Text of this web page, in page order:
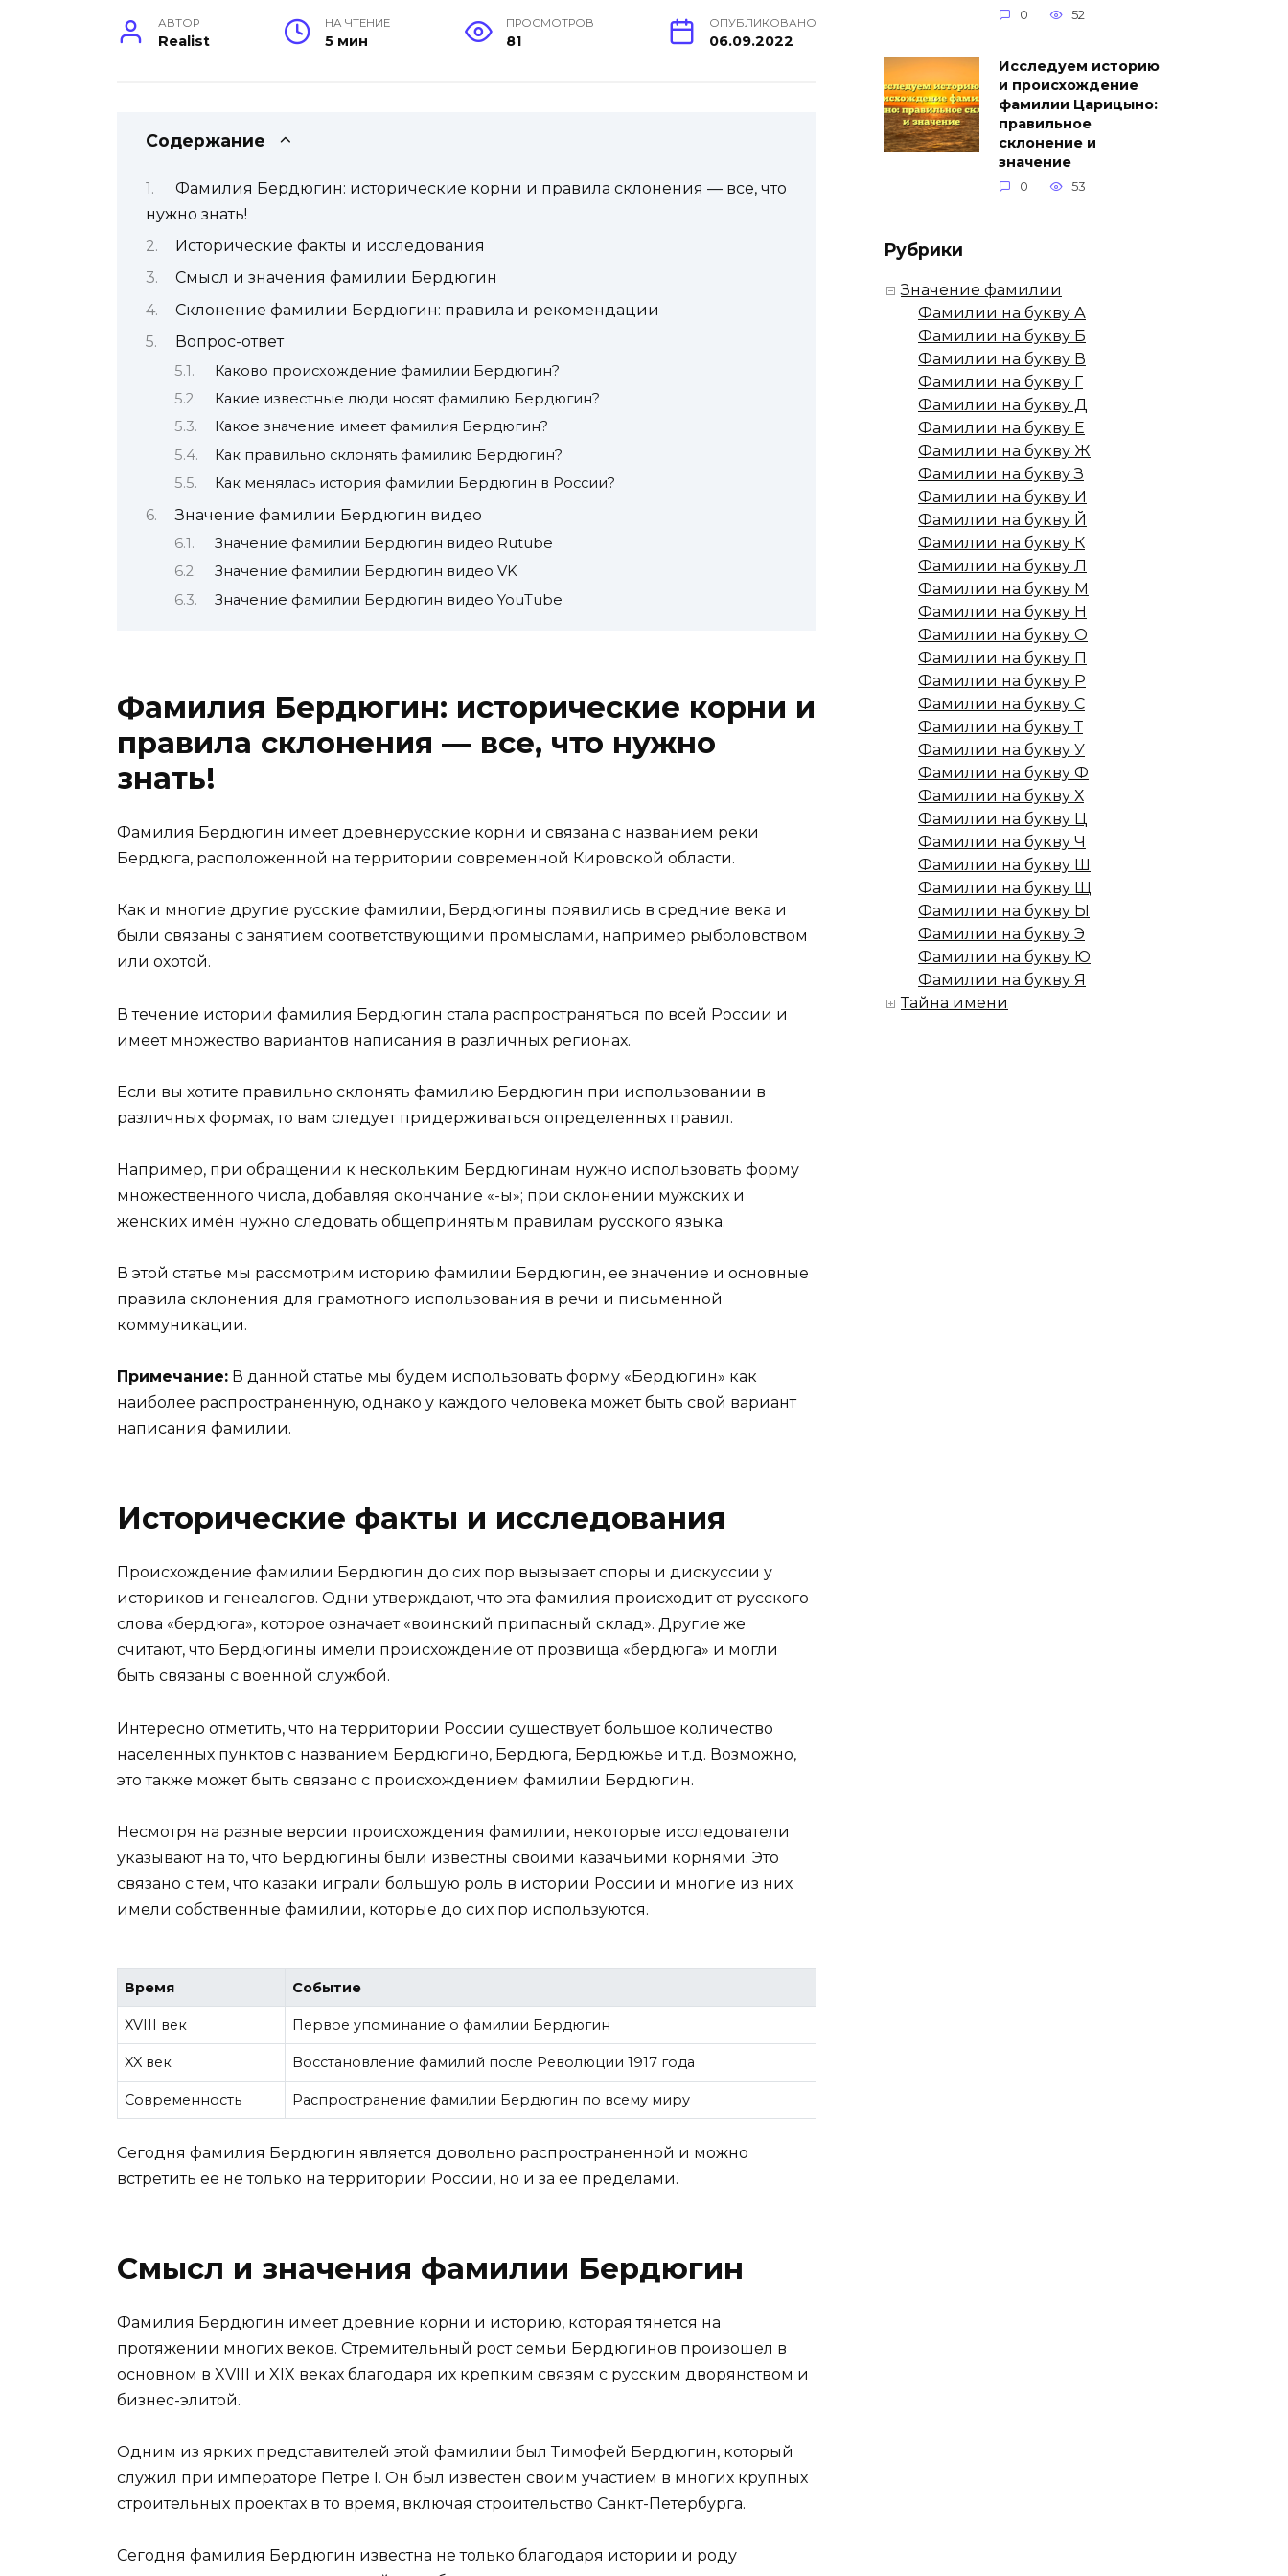
АВТОР
Realist
НА ЧТЕНИЕ
5 мин
ПРОСМОТРОВ
81
ОПУБЛИКОВАНО
06.09.2022
Содержание
Фамилия Бердюгин: исторические корни и правила склонения — все, что
нужно знать!
Исторические факты и исследования
Смысл и значения фамилии Бердюгин
Склонение фамилии Бердюгин: правила и рекомендации
Вопрос-ответ
Каково происхождение фамилии Бердюгин?
Какие известные люди носят фамилию Бердюгин?
Какое значение имеет фамилия Бердюгин?
Как правильно склонять фамилию Бердюгин?
Как менялась история фамилии Бердюгин в России?
Значение фамилии Бердюгин видео
Значение фамилии Бердюгин видео Rutube
Значение фамилии Бердюгин видео VK
Значение фамилии Бердюгин видео YouTube
Фамилия Бердюгин: исторические корни и
правила склонения — все, что нужно
знать!
Фамилия Бердюгин имеет древнерусские корни и связана с названием реки
Бердюга, расположенной на территории современной Кировской области.
Как и многие другие русские фамилии, Бердюгины появились в средние века и
были связаны с занятием соответствующими промыслами, например рыболовством
или охотой.
В течение истории фамилия Бердюгин стала распространяться по всей России и
имеет множество вариантов написания в различных регионах.
Если вы хотите правильно склонять фамилию Бердюгин при использовании в
различных формах, то вам следует придерживаться определенных правил.
Например, при обращении к нескольким Бердюгинам нужно использовать форму
множественного числа, добавляя окончание «-ы»; при склонении мужских и
женских имён нужно следовать общепринятым правилам русского языка.
В этой статье мы рассмотрим историю фамилии Бердюгин, ее значение и основные
правила склонения для грамотного использования в речи и письменной
коммуникации.
Примечание: В данной статье мы будем использовать форму «Бердюгин» как
наиболее распространенную, однако у каждого человека может быть свой вариант
написания фамилии.
Исторические факты и исследования
Происхождение фамилии Бердюгин до сих пор вызывает споры и дискуссии у
историков и генеалогов. Одни утверждают, что эта фамилия происходит от русского
слова «бердюга», которое означает «воинский припасный склад». Другие же
считают, что Бердюгины имели происхождение от прозвища «бердюга» и могли
быть связаны с военной службой.
Интересно отметить, что на территории России существует большое количество
населенных пунктов с названием Бердюгино, Бердюга, Бердюжье и т.д. Возможно,
это также может быть связано с происхождением фамилии Бердюгин.
Несмотря на разные версии происхождения фамилии, некоторые исследователи
указывают на то, что Бердюгины были известны своими казачьими корнями. Это
связано с тем, что казаки играли большую роль в истории России и многие из них
имели собственные фамилии, которые до сих пор используются.
Время Событие
XVIII век Первое упоминание о фамилии Бердюгин
XX век Восстановление фамилий после Революции 1917 года
Современность Распространение фамилии Бердюгин по всему миру
Сегодня фамилия Бердюгин является довольно распространенной и можно
встретить ее не только на территории России, но и за ее пределами.
Смысл и значения фамилии Бердюгин
Фамилия Бердюгин имеет древние корни и историю, которая тянется на
протяжении многих веков. Стремительный рост семьи Бердюгинов произошел в
основном в XVIII и XIX веках благодаря их крепким связям с русским дворянством и
бизнес-элитой.
Одним из ярких представителей этой фамилии был Тимофей Бердюгин, который
служил при императоре Петре I. Он был известен своим участием в многих крупных
строительных проектах в то время, включая строительство Санкт-Петербурга.
Сегодня фамилия Бердюгин известна не только благодаря истории и роду
0 52
Исследуем историю
и происхождение
фамилии Царицыно:
правильное
склонение и
значение
0 53
Рубрики
Значение фамилии
Фамилии на букву А
Фамилии на букву Б
Фамилии на букву В
Фамилии на букву Г
Фамилии на букву Д
Фамилии на букву Е
Фамилии на букву Ж
Фамилии на букву З
Фамилии на букву И
Фамилии на букву Й
Фамилии на букву К
Фамилии на букву Л
Фамилии на букву М
Фамилии на букву Н
Фамилии на букву О
Фамилии на букву П
Фамилии на букву Р
Фамилии на букву С
Фамилии на букву Т
Фамилии на букву У
Фамилии на букву Ф
Фамилии на букву Х
Фамилии на букву Ц
Фамилии на букву Ч
Фамилии на букву Ш
Фамилии на букву Щ
Фамилии на букву Ы
Фамилии на букву Э
Фамилии на букву Ю
Фамилии на букву Я
Тайна имени